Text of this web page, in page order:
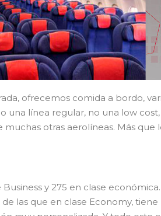
ofrecemos comida a bordo,
una línea regular, no una low
otras aerolíneas. Más que
y 275 en clase económica.
las que en clase Economy, tiene